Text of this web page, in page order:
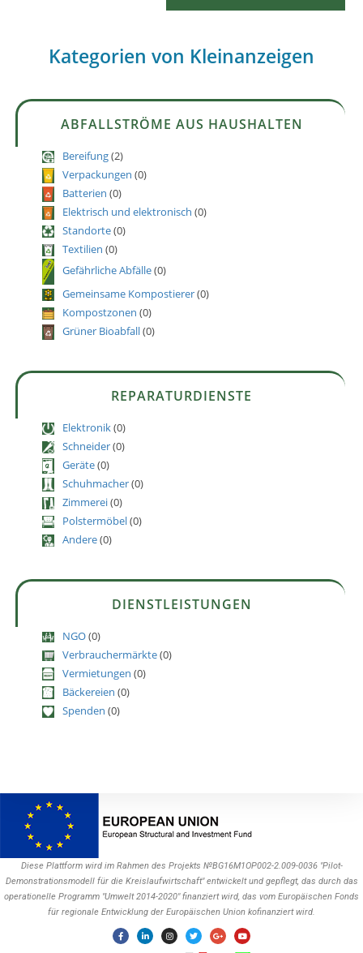
Kategorien von Kleinanzeigen
ABFALLSTRÖME AUS HAUSHALTEN
Bereifung(2)
Verpackungen (0)
Batterien (0)
Elektrisch und elektronisch (0)
Standorte(0)
Textilien (0)
Gefährliche Abfälle(0)
Gemeinsame Kompostierer(0)
Kompostzonen (0)
Grüner Bioabfall(0)
REPARATURDIENSTE
Elektronik(0)
Schneider(0)
Geräte(0)
Schuhmacher(0)
Zimmerei(0)
Polstermöbel(0)
Andere(0)
DIENSTLEISTUNGEN
NGO(0)
Verbrauchermärkte(0)
Vermietungen (0)
Bäckereien (0)
Spenden (0)
Diese Plattform wird im Rahmen des Projekts №BG16M1OP002-2.009-0036 "Pilot-
Demonstrationsmodell für die Kreislaufwirtschaft" entwickelt und gepflegt, das durch das
operationelle Programm "Umwelt 2014-2020" finanziert wird, das vom Europäischen Fonds
für regionale Entwicklung der Europäischen Union kofinanziert wird.